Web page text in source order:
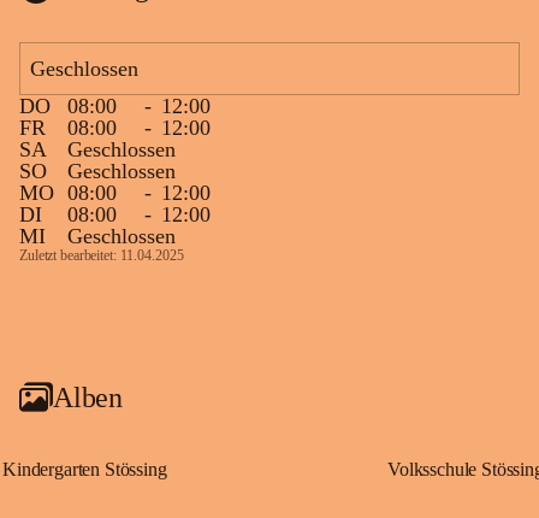
Geschlossen
DO
08:00 - 12:00
FR
08:00 - 12:00
SA
Geschlossen
SO
Geschlossen
MO 08:00 - 12:00
DI
08:00 - 12:00
MI
Geschlossen
Zuletzt bearbeitet: 11.04.2025
Alben
Kindergarten Stössing Volksschule